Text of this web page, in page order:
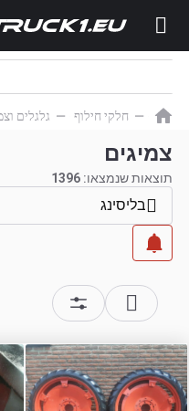
חלקי חילוף גלגלים
צמיגים
תוצאות שנמצאו: 1396
בליסינג